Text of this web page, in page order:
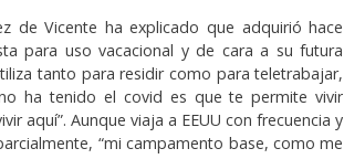
de Vicente ha explicado que adquirió hace
para uso vacacional y de cara a su futura
tanto para residir como para teletrabajar,
ha tenido el covid es que te permite vivir
aquí”. Aunque viaja a EEUU con frecuencia y
“mi campamento base, como me